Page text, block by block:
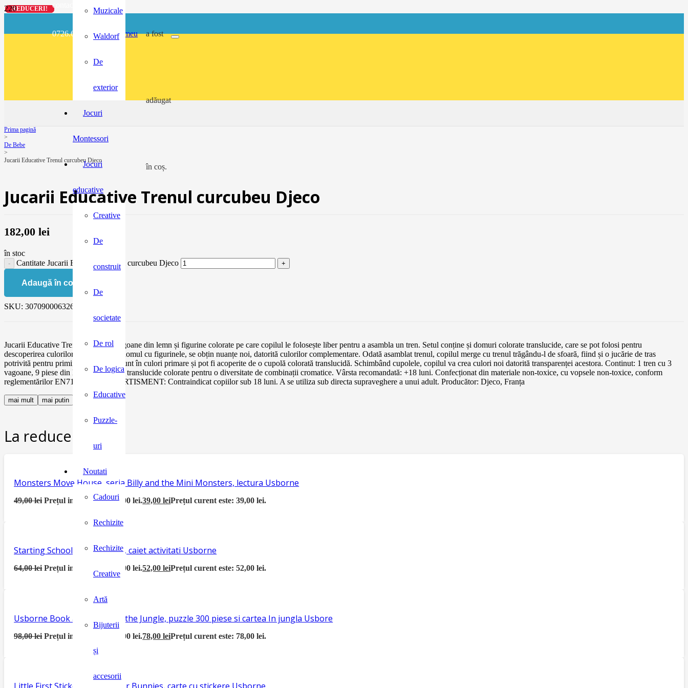
contact@buzunarel.ro
0726.697.486 meu a fost
adăugat
în coș.
Muzicale
Waldorf
De
exterior
Jocuri
Montessori
Jocuri
educative
Creative
De
construit
De
societate
De rol
De logica
Educative
Puzzle-
uri
Noutati
Cadouri
Rechizite
Rechizite
Creative
Artă
Bijuterii
și
accesorii
Prima pagină
>
De Bebe
>
Jucarii Educative Trenul curcubeu Djeco
Jucarii Educative Trenul curcubeu Djeco
182,00 lei
în stoc
Cantitate Jucarii Educative Trenul curcubeu Djeco
Adaugă în coș
SKU: 3070900063266
Jucarii Educative Trenul culorilor Vagoane din lemn și figurine colorate pe care copilul le folosește liber pentru a asambla un tren. Setul conține și domuri colorate translucide, care se pot folosi pentru
descoperirea culorilor- suprapunând domul cu figurinele, se obțin nuanțe noi, datorită culorilor complementare. Odată asamblat trenul, copilul merge cu trenul trăgându-l de sfoară, fiind și o jucărie de tras
potrivită pentru primii pași. Figurile sunt în culori primare și pot fi acoperite de o cupolă colorată translucidă. Schimbând cupolele, copilul va crea culori noi datorită transparenței acestora. Continut: 1 tren cu 3
vagoane, 9 piese din lemn și 4 cupole translucide colorate pentru o diversitate de combinații cromatice. Vârsta recomandată: +18 luni. Confecționat din materiale non-toxice, cu vopsele non-toxice, conform
reglementărilor EN71&ASTM. AVERTISMENT: Contraindicat copiilor sub 18 luni. A se utiliza sub directa supraveghere a unui adult. Producător: Djeco, Franța
mai mult mai putin
La reducere:
REDUCERI!
Monsters Move House, seria Billy and the Mini Monsters, lectura Usborne
49,00lei Prețul inițial a fost: 49,00 lei.39,00leiPrețul curent este: 39,00 lei.
REDUCERI!
Starting School Activity Book, caiet activitati Usborne
64,00lei Prețul inițial a fost: 64,00 lei.52,00leiPrețul curent este: 52,00 lei.
REDUCERI!
Usborne Book and Jigsaw In the Jungle, puzzle 300 piese si cartea In jungla Usbore
98,00lei Prețul inițial a fost: 98,00 lei.78,00leiPrețul curent este: 78,00 lei.
REDUCERI!